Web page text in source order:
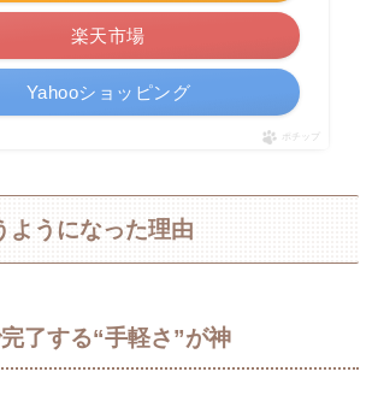
楽天市場
Yahooショッピング
ポチップ
ようになった理由
了する“手軽さ”が神